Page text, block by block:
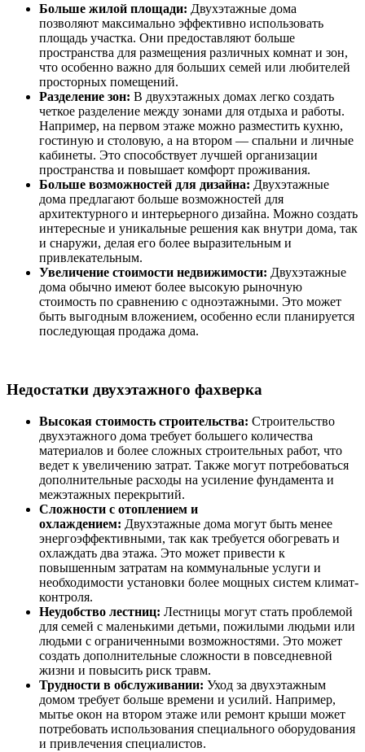
Больше жилой площади: Двухэтажные дома
позволяют максимально эффективно использовать
площадь участка. Они предоставляют больше
пространства для размещения различных комнат и зон,
что особенно важно для больших семей или любителей
просторных помещений.
Разделение зон: В двухэтажных домах легко создать
четкое разделение между зонами для отдыха и работы.
Например, на первом этаже можно разместить кухню,
гостиную и столовую, а на втором — спальни и личные
кабинеты. Это способствует лучшей организации
пространства и повышает комфорт проживания.
Больше возможностей для дизайна: Двухэтажные
дома предлагают больше возможностей для
архитектурного и интерьерного дизайна. Можно создать
интересные и уникальные решения как внутри дома, так
и снаружи, делая его более выразительным и
привлекательным.
Увеличение стоимости недвижимости: Двухэтажные
дома обычно имеют более высокую рыночную
стоимость по сравнению с одноэтажными. Это может
быть выгодным вложением, особенно если планируется
последующая продажа дома.
Недостатки двухэтажного фахверка
Высокая стоимость строительства: Строительство
двухэтажного дома требует большего количества
материалов и более сложных строительных работ, что
ведет к увеличению затрат. Также могут потребоваться
дополнительные расходы на усиление фундамента и
межэтажных перекрытий.
Сложности с отоплением и
охлаждением: Двухэтажные дома могут быть менее
энергоэффективными, так как требуется обогревать и
охлаждать два этажа. Это может привести к
повышенным затратам на коммунальные услуги и
необходимости установки более мощных систем климат-
контроля.
Неудобство лестниц: Лестницы могут стать проблемой
для семей с маленькими детьми, пожилыми людьми или
людьми с ограниченными возможностями. Это может
создать дополнительные сложности в повседневной
жизни и повысить риск травм.
Трудности в обслуживании: Уход за двухэтажным
домом требует больше времени и усилий. Например,
мытье окон на втором этаже или ремонт крыши может
потребовать использования специального оборудования
и привлечения специалистов.